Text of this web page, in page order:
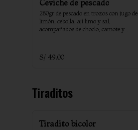
Ceviche de pescado
280gr de pescado en trozos con jugo de
limón, cebolla, ají limo y sal,
acompañados de choclo, camote y
S/ 49.00
Tiraditos
Tiradito bicolor